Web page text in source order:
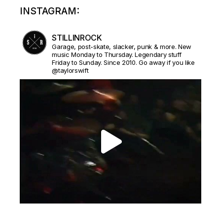
INSTAGRAM:
STILLINROCK
Garage, post-skate, slacker, punk & more. New
music Monday to Thursday. Legendary stuff
Friday to Sunday. Since 2010. Go away if you like
@taylorswift